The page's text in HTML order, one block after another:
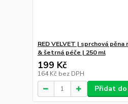
RED VELVET | sprchová
& šetrná péče | 250 ml
199 Kč
164 Kč bez DPH
Přidat